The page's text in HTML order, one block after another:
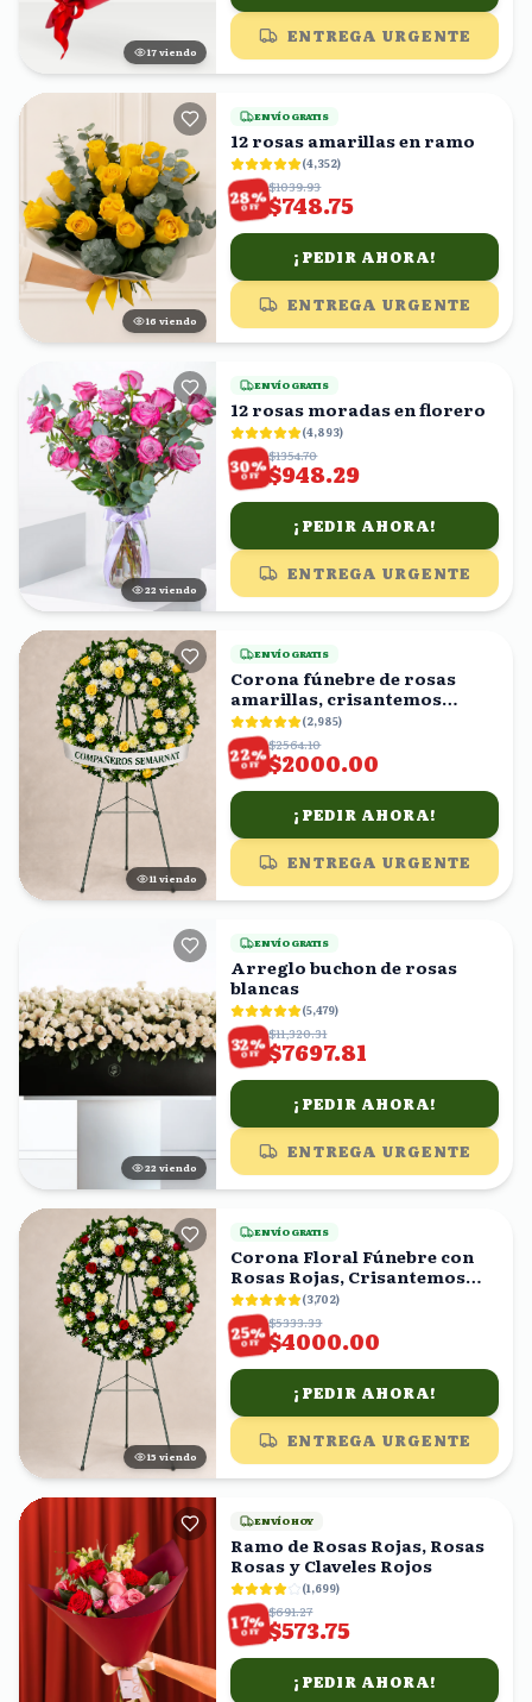
17 viendo
ENTREGA URGENTE
17 viendo
ENVÍO GRATIS
12 rosas amarillas en ramo
(4,352)
28%
OFF
$1039.93
$748.75
¡PEDIR AHORA!
ENTREGA URGENTE
23 viendo
ENVÍO GRATIS
12 rosas moradas en florero
(4,893)
30%
OFF
$1354.70
$948.29
¡PEDIR AHORA!
ENTREGA URGENTE
11 viendo
ENVÍO GRATIS
Corona fúnebre de rosas
amarillas, crisantemos
blancos y follaje
(2,985)
22%
OFF
$2564.10
$2000.00
¡PEDIR AHORA!
ENTREGA URGENTE
23 viendo
ENVÍO GRATIS
Arreglo buchon de rosas
blancas
(5,479)
32%
OFF
$11,320.31
$7697.81
¡PEDIR AHORA!
ENTREGA URGENTE
16 viendo
ENVÍO GRATIS
Corona Floral Fúnebre con
Rosas Rojas, Crisantemos
Blancos y Amarillos
(3,702)
25%
OFF
$5333.33
$4000.00
¡PEDIR AHORA!
ENTREGA URGENTE
ENVÍO HOY
Ramo de Rosas Rojas, Rosas
Rosas y Claveles Rojos
(1,699)
17%
OFF
$691.27
$573.75
¡PEDIR AHORA!